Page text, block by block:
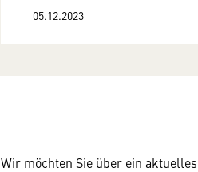
05.12.2023
Wir möchten Sie über ein